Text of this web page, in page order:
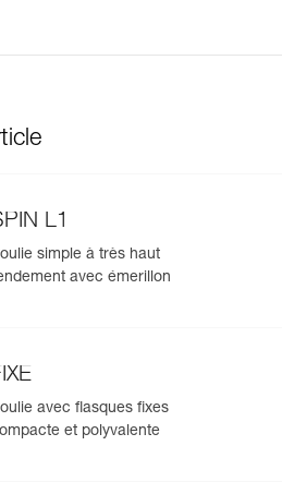
L1
simple à très haut
avec émerillon
avec flasques fixes
et polyvalente